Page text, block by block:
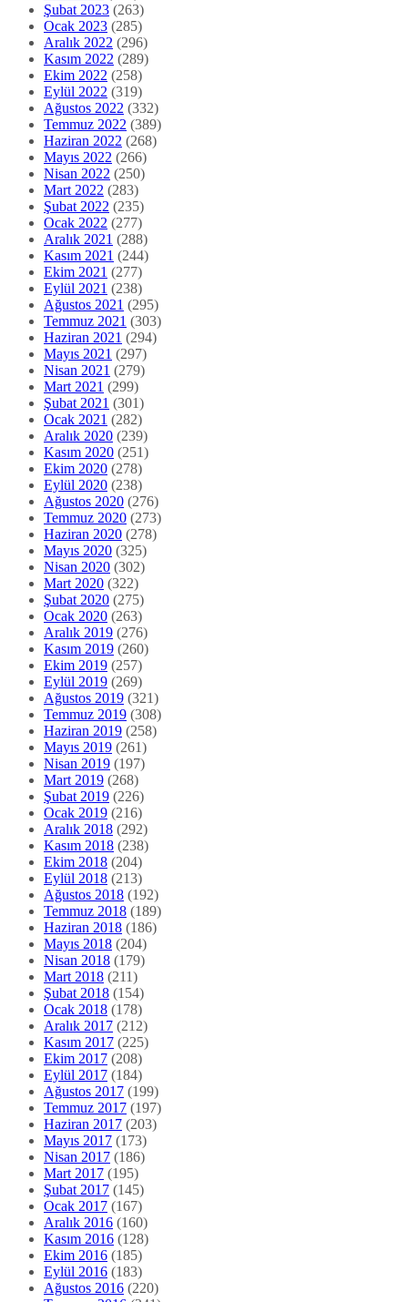
Şubat 2023 (263)
Ocak 2023 (285)
Aralık 2022 (296)
Kasım 2022 (289)
Ekim 2022 (258)
Eylül 2022 (319)
Ağustos 2022 (332)
Temmuz 2022 (389)
Haziran 2022 (268)
Mayıs 2022 (266)
Nisan 2022 (250)
Mart 2022 (283)
Şubat 2022 (235)
Ocak 2022 (277)
Aralık 2021 (288)
Kasım 2021 (244)
Ekim 2021 (277)
Eylül 2021 (238)
Ağustos 2021 (295)
Temmuz 2021 (303)
Haziran 2021 (294)
Mayıs 2021 (297)
Nisan 2021 (279)
Mart 2021 (299)
Şubat 2021 (301)
Ocak 2021 (282)
Aralık 2020 (239)
Kasım 2020 (251)
Ekim 2020 (278)
Eylül 2020 (238)
Ağustos 2020 (276)
Temmuz 2020 (273)
Haziran 2020 (278)
Mayıs 2020 (325)
Nisan 2020 (302)
Mart 2020 (322)
Şubat 2020 (275)
Ocak 2020 (263)
Aralık 2019 (276)
Kasım 2019 (260)
Ekim 2019 (257)
Eylül 2019 (269)
Ağustos 2019 (321)
Temmuz 2019 (308)
Haziran 2019 (258)
Mayıs 2019 (261)
Nisan 2019 (197)
Mart 2019 (268)
Şubat 2019 (226)
Ocak 2019 (216)
Aralık 2018 (292)
Kasım 2018 (238)
Ekim 2018 (204)
Eylül 2018 (213)
Ağustos 2018 (192)
Temmuz 2018 (189)
Haziran 2018 (186)
Mayıs 2018 (204)
Nisan 2018 (179)
Mart 2018 (211)
Şubat 2018 (154)
Ocak 2018 (178)
Aralık 2017 (212)
Kasım 2017 (225)
Ekim 2017 (208)
Eylül 2017 (184)
Ağustos 2017 (199)
Temmuz 2017 (197)
Haziran 2017 (203)
Mayıs 2017 (173)
Nisan 2017 (186)
Mart 2017 (195)
Şubat 2017 (145)
Ocak 2017 (167)
Aralık 2016 (160)
Kasım 2016 (128)
Ekim 2016 (185)
Eylül 2016 (183)
Ağustos 2016 (220)